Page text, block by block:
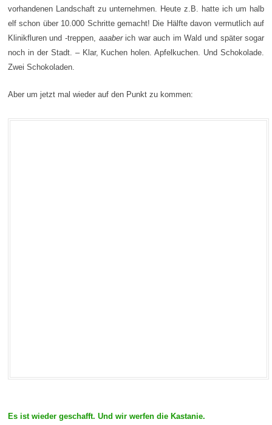
vorhandenen Landschaft zu unternehmen. Heute z.B. hatte ich um halb
elf schon über 10.000 Schritte gemacht! Die Hälfte davon vermutlich auf
Klinikfluren und -treppen, aaaberich war auch im Wald und später sogar
noch in der Stadt. – Klar, Kuchen holen. Apfelkuchen. Und Schokolade.
Zwei Schokoladen.
Aber um jetzt mal wieder auf den Punkt zu kommen:
Es ist wieder geschafft. Und wir werfen die Kastanie.